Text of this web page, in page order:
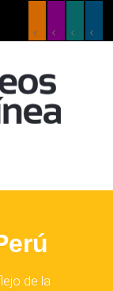
de la